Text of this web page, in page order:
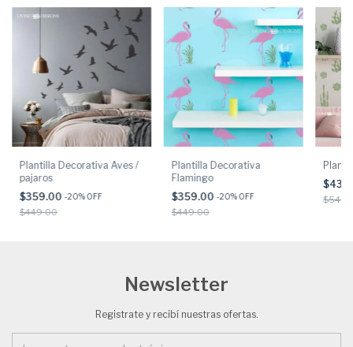
Plantilla Decorativa Aves /
pajaros
$359.00 -20% OFF
$449.00
Plantilla Decorativa
Flamingo
$359.00 -20% OFF
$449.00
Newsletter
Registrate y recibí nuestras ofertas.